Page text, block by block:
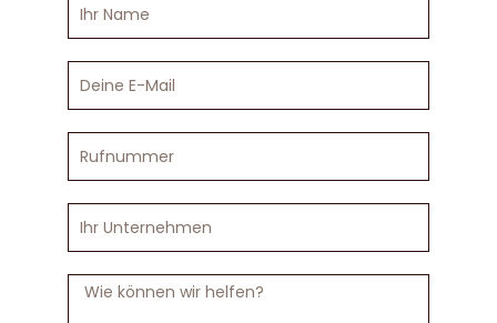
Name
E-
Unternehmen
Nachricht